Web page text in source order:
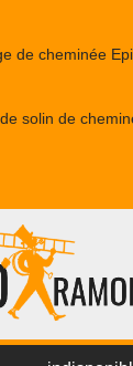
de cheminée
solin de